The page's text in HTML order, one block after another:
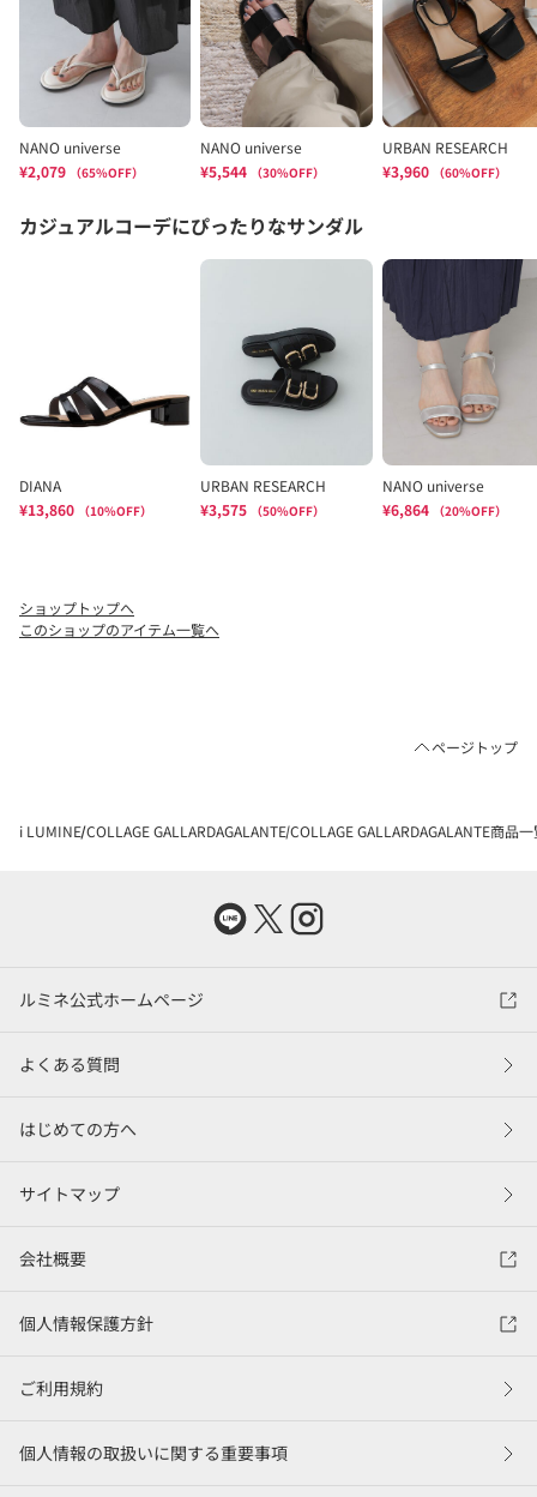
ショップトップへ
このショップのアイテム一覧へ
ページトップ
i LUMINE COLLAGE GALLARDAGALANTE COLLAGE GALLARDAGALANTE商品
ルミネ公式ホームページ
よくある質問
はじめての方へ
サイトマップ
会社概要
個人情報保護方針
ご利用規約
個人情報の取扱いに関する重要事項